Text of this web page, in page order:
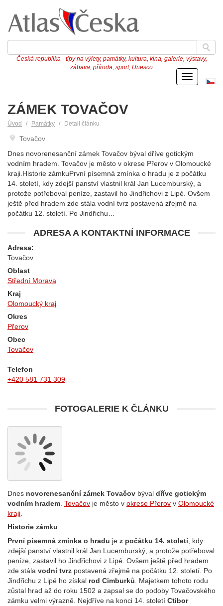
Česká republika - tipy na výlety, památky, kultura, kina, galerie, výstavy,
zábava, příroda, sport, Unesco
Menu
ZÁMEK TOVAČOV
Úvod Památky Detail článku
Tovačov
Dnes novorenesanční zámek Tovačov býval dříve gotickým
vodním hradem. Tovačov je město v okrese Přerov v Olomoucké
kraji.Historie zámkuPrvní písemná zmínka o hradu je z počátku
14. století, kdy zdejší panství vlastnil král Jan Lucemburský, a
protože potřeboval peníze, zastavil ho Jindřichovi z Lipé. Ovšem
ještě před hradem zde stála vodní tvrz postavená zřejmě na
počátku 12. století. Po Jindřichu…
ADRESA A KONTAKTNÍ INFORMACE
Adresa:
Tovačov
Oblast
Střední Morava
Kraj
Olomoucký kraj
Okres
Přerov
Obec
Tovačov
Telefon
+420 581 731 309
FOTOGALERIE K ČLÁNKU
Dnes novorenesanční zámek Tovačov býval dříve gotickým
vodním hradem Tovačov je město v okrese Přerov v Olomoucké
kraji
Historie zámku
První písemná zmínka o hradu je z počátku 14. století, kdy
zdejší panství vlastnil král Jan Lucemburský, a protože potřeboval
peníze, zastavil ho Jindřichovi z Lipé. Ovšem ještě před hradem
zde stála vodní tvrz postavená zřejmě na počátku 12. století. Po
Jindřichu z Lipé ho získal rod Cimburků . Majetkem tohoto rodu
zůstal hrad až do roku 1502 a zapsal se do podoby Tovačovského
zámku velmi výrazně. Nejdříve na konci 14. století Ctibor